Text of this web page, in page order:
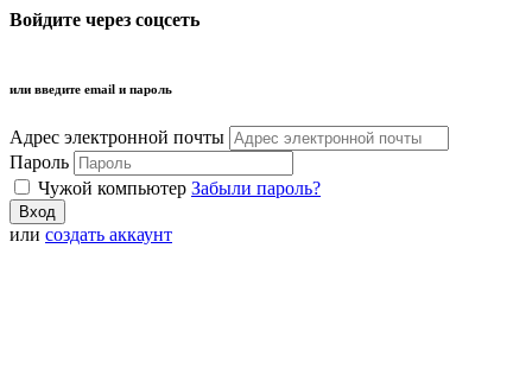
Войдите через соцсеть
или введите email и пароль
Адрес электронной почты
Пароль
Чужой компьютер Забыли пароль?
или создать аккаунт